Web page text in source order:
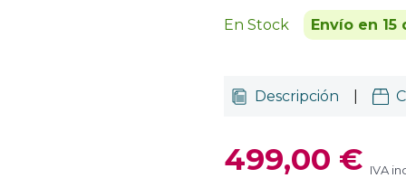
En Stock Envío en 15
Descripción
499,00 € IVA